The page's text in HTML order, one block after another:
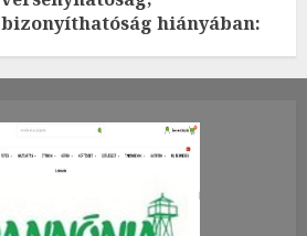
bizonyíthatóság hiányában:
2026.JÚLIUS.23. CSÜTÖRTÖK.
0